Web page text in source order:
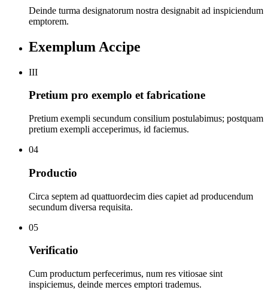
Deinde turma designatorum nostra designabit ad inspiciendum
emptorem.
Exemplum Accipe
III
Pretium pro exemplo et fabricatione
Pretium exempli secundum consilium postulabimus; postquam
pretium exempli acceperimus, id faciemus.
04
Productio
Circa septem ad quattuordecim dies capiet ad producendum
secundum diversa requisita.
05
Verificatio
Cum productum perfecerimus, num res vitiosae sint
inspiciemus, deinde merces emptori trademus.